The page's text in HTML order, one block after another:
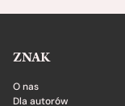
ZNAK
O nas
Dla autorów